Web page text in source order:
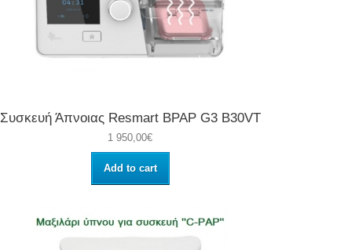
Συσκευή Άπνοιας Resmart BPAP G3 B30VT
1 950,00€
Add to cart